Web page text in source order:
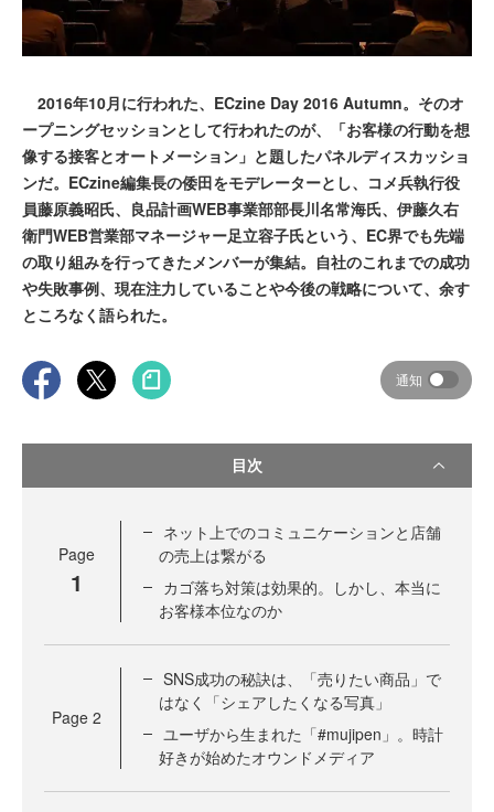
2016年10月に行われた、ECzine Day 2016 Autumn。そのオ
ープニングセッションとして行われたのが、「お客様の行動を想
像する接客とオートメーション」と題したパネルディスカッショ
ンだ。ECzine編集長の倭田をモデレーターとし、コメ兵執行役
員藤原義昭氏、良品計画WEB事業部部長川名常海氏、伊藤久右
衛門WEB営業部マネージャー足立容子氏という、EC界でも先端
の取り組みを行ってきたメンバーが集結。自社のこれまでの成功
や失敗事例、現在注力していることや今後の戦略について、余す
ところなく語られた。
通知
目次
Page
1
ネット上でのコミュニケーションと店舗
の売上は繋がる
カゴ落ち対策は効果的。しかし、本当に
お客様本位なのか
Page 2
SNS成功の秘訣は、「売りたい商品」で
はなく「シェアしたくなる写真」
ユーザから生まれた「#mujipen」。時計
好きが始めたオウンドメディア